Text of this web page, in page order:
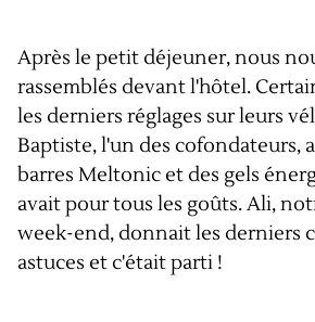
Après le petit déjeuner, nous
rassemblés devant l'hôtel.
les derniers réglages sur leurs
Baptiste, l'un des cofondateurs,
barres Meltonic et des gels
avait pour tous les goûts. Ali,
week-end, donnait les derniers
astuces et c'était parti !